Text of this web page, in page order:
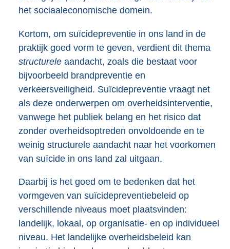
het sociaaleconomische domein.
Kortom, om suïcidepreventie in ons land in de
praktijk goed vorm te geven, verdient dit thema
structurele aandacht, zoals die bestaat voor
bijvoorbeeld brandpreventie en
verkeersveiligheid. Suïcidepreventie vraagt net
als deze onderwerpen om overheidsinterventie,
vanwege het publiek belang en het risico dat
zonder overheidsoptreden onvoldoende en te
weinig structurele aandacht naar het voorkomen
van suïcide in ons land zal uitgaan.
Daarbij is het goed om te bedenken dat het
vormgeven van suïcidepreventiebeleid op
verschillende niveaus moet plaatsvinden:
landelijk, lokaal, op organisatie- en op individueel
niveau. Het landelijke overheidsbeleid kan